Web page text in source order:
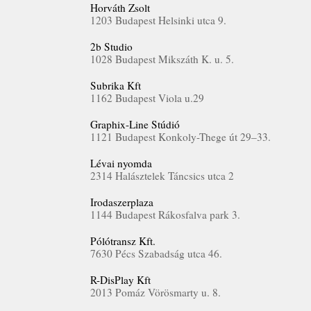
Horváth Zsolt
1203 Budapest Helsinki utca 9.
2b Studio
1028 Budapest Mikszáth K. u. 5.
Subrika Kft
1162 Budapest Viola u.29
Graphix-Line Stúdió
1121 Budapest Konkoly­­-Thege út 29–33.
Lévai nyomda
2314 Halásztelek Táncsics utca 2
Irodaszerplaza
1144 Budapest Rákosfalva park 3.
Pólótransz Kft.
7630 Pécs Szabadság utca 46.
R-DisPlay Kft
2013 Pomáz Vörösmarty u. 8.